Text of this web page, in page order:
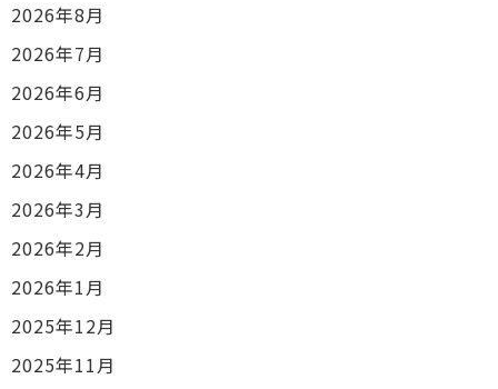
2026年8月
2026年7月
2026年6月
2026年5月
2026年4月
2026年3月
2026年2月
2026年1月
2025年12月
2025年11月